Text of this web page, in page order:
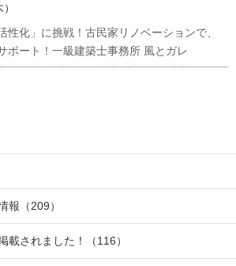
性化」に挑戦！古民家リノベーションで、
ポート！一級建築士事務所 風とガレ
報 （209）
載されました！ （116）